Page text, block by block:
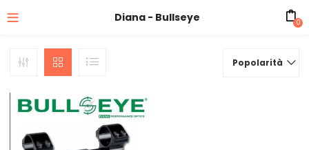
Diana - Bullseye 0
Popolarità